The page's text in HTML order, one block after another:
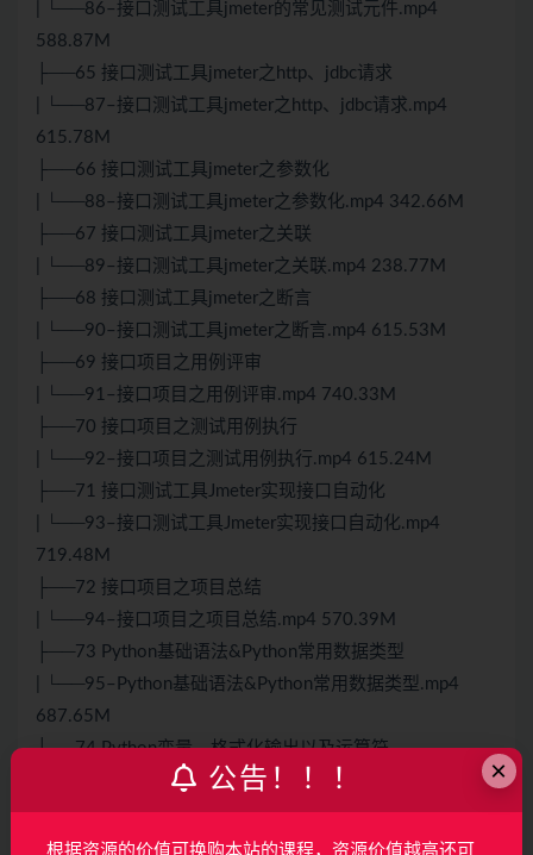
| └──86–接口测试工具jmeter的常见测试元件.mp4
588.87M
├──65 接口测试工具jmeter之http、jdbc请求
| └──87–接口测试工具jmeter之http、jdbc请求.mp4
615.78M
├──66 接口测试工具jmeter之参数化
| └──88–接口测试工具jmeter之参数化.mp4 342.66M
├──67 接口测试工具jmeter之关联
| └──89–接口测试工具jmeter之关联.mp4 238.77M
├──68 接口测试工具jmeter之断言
| └──90–接口测试工具jmeter之断言.mp4 615.53M
├──69 接口项目之用例评审
| └──91–接口项目之用例评审.mp4 740.33M
├──70 接口项目之测试用例执行
| └──92–接口项目之测试用例执行.mp4 615.24M
├──71 接口测试工具Jmeter实现接口自动化
| └──93–接口测试工具Jmeter实现接口自动化.mp4
719.48M
├──72 接口项目之项目总结
| └──94–接口项目之项目总结.mp4 570.39M
├──73 Python基础语法&Python常用数据类型
| └──95–Python基础语法&Python常用数据类型.mp4
687.65M
├──74 Python变量，格式化输出以及运算符
| └──96–Python变量，格式化输出以及运算符.mp4
551.05M
├──75 Python常用控制流&字典&列表
×
公告！！！
根据资源的价值可换购本站的课程，资源价值越高还可